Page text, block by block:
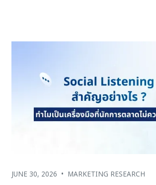
JUNE 30, 2026 • MARKETING RESEARCH